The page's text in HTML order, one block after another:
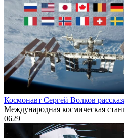
Космонавт Сергей Волков
Международная космическая
0629